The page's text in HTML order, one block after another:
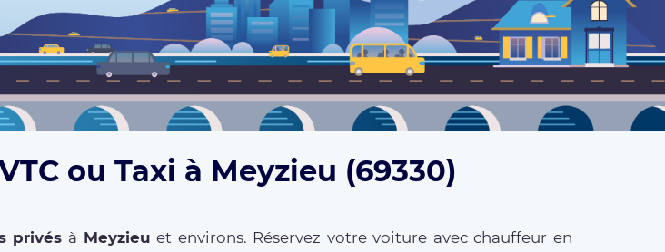
ou Taxi à Meyzieu (69330)
privés à Meyzieu et environs. Réservez votre voiture avec chauffeur en